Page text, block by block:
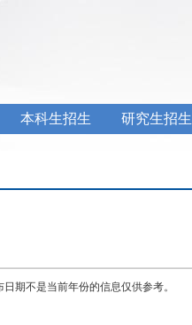
本科生招生 研究生招生
期不是当前年份的信息仅供参考。